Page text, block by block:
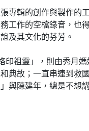
專輯的創作與製作的
工作的空檔錄音，
及其文化的芬芳。
印祖靈」，則由秀月
典故；一直串連到
與陳建年，總是不想